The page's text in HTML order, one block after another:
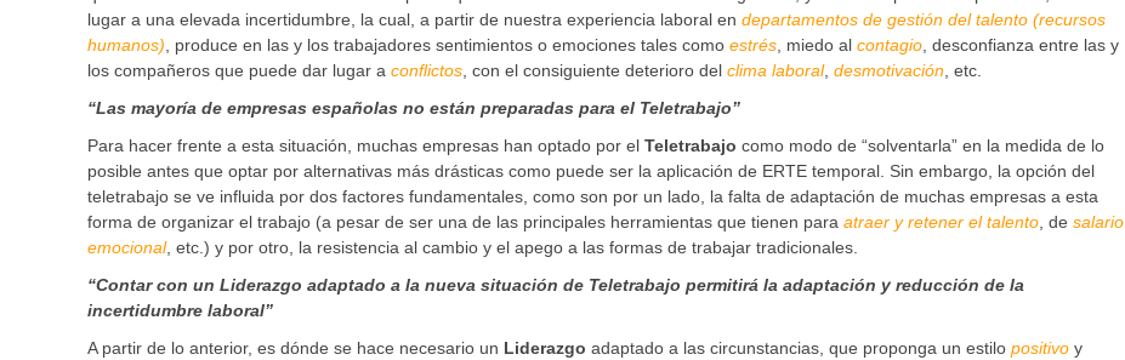
lugar a una elevada incertidumbre, la cual, a partir de nuestra experiencia laboral en departamentos de gestión del talento (recursos
humanos), produce en las y los trabajadores sentimientos o emociones tales como estrés, miedo al contagio, desconfianza entre las y
los compañeros que puede dar lugar a conflictos, con el consiguiente deterioro del clima laboral, desmotivación, etc.
“Las mayoría de empresas españolas no están preparadas para el Teletrabajo”
Para hacer frente a esta situación, muchas empresas han optado por el Teletrabajo como modo de “solventarla” en la medida de lo
posible antes que optar por alternativas más drásticas como puede ser la aplicación de ERTE temporal. Sin embargo, la opción del
teletrabajo se ve influida por dos factores fundamentales, como son por un lado, la falta de adaptación de muchas empresas a esta
forma de organizar el trabajo (a pesar de ser una de las principales herramientas que tienen para atraer y retener el talento, de salario
emocional, etc.) y por otro, la resistencia al cambio y el apego a las formas de trabajar tradicionales.
“Contar con un Liderazgo adaptado a la nueva situación de Teletrabajo permitirá la adaptación y reducción de la
incertidumbre laboral”
A partir de lo anterior, es dónde se hace necesario un Liderazgo adaptado a las circunstancias, que proponga un estilo positivo y